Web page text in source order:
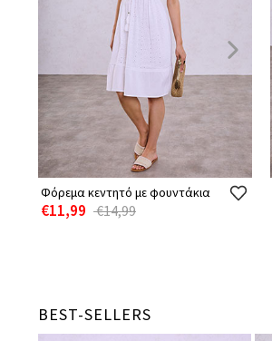
Φόρεμα κεντητό με φουντάκια
€11,99 €14,99
BEST-SELLERS